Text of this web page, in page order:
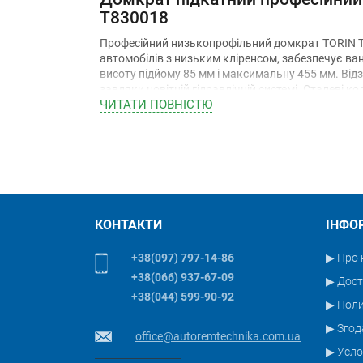
T830018
Професійний низькопрофільний домкрат
автомобілів з низьким кліренсом, забезпечує
висоту підйому 85 мм і максимальну 455 мм.
завдяки новітній гідравлічній системі.
система безпеки запобігає перевантаженню.
ЧИТАТИ ПОВНIСТЮ
КОНТАКТИ
+38(097) 797-14-86
+38(066) 937-67-09
+38(044) 599-90-92
office@autoremtechnika.com.ua
▶ Про
▶
▶
▶
▶